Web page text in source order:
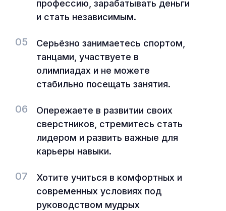
профессию, зарабатывать деньги
и стать независимым.
05
Серьёзно занимаетесь спортом,
танцами, участвуете в
олимпиадах и не можете
стабильно посещать занятия.
06
Опережаете в развитии своих
сверстников, стремитесь стать
лидером и развить важные для
карьеры навыки.
07
Хотите учиться в комфортных и
современных условиях под
руководством мудрых